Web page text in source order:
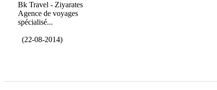
Bk Travel - Ziyarates
Agence de voyages
spécialisé...
(22-08-2014)